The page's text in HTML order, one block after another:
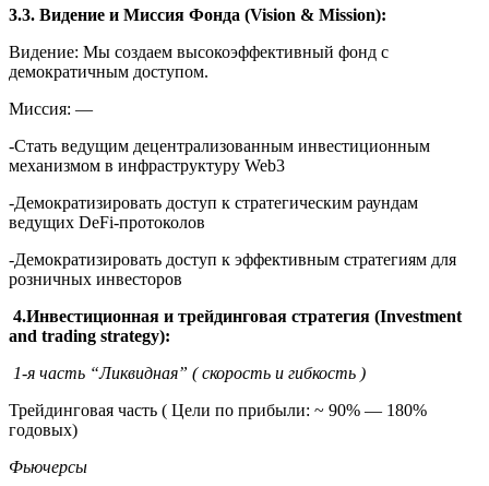
3.3. Видение и Миссия Фонда (Vision & Mission):
Видение: Мы создаем высокоэффективный фонд с
демократичным доступом.
Миссия: —
-Стать ведущим децентрализованным инвестиционным
механизмом в инфраструктуру Web3
-Демократизировать доступ к стратегическим раундам
ведущих DeFi-протоколов
-Демократизировать доступ к эффективным стратегиям для
розничных инвесторов
4.Инвестиционная и трейдинговая стратегия (Investment
and trading strategy):
1-я часть “Ликвидная” ( скорость и гибкость )
Трейдинговая часть ( Цели по прибыли: ~ 90% — 180%
годовых)
Фьючерсы